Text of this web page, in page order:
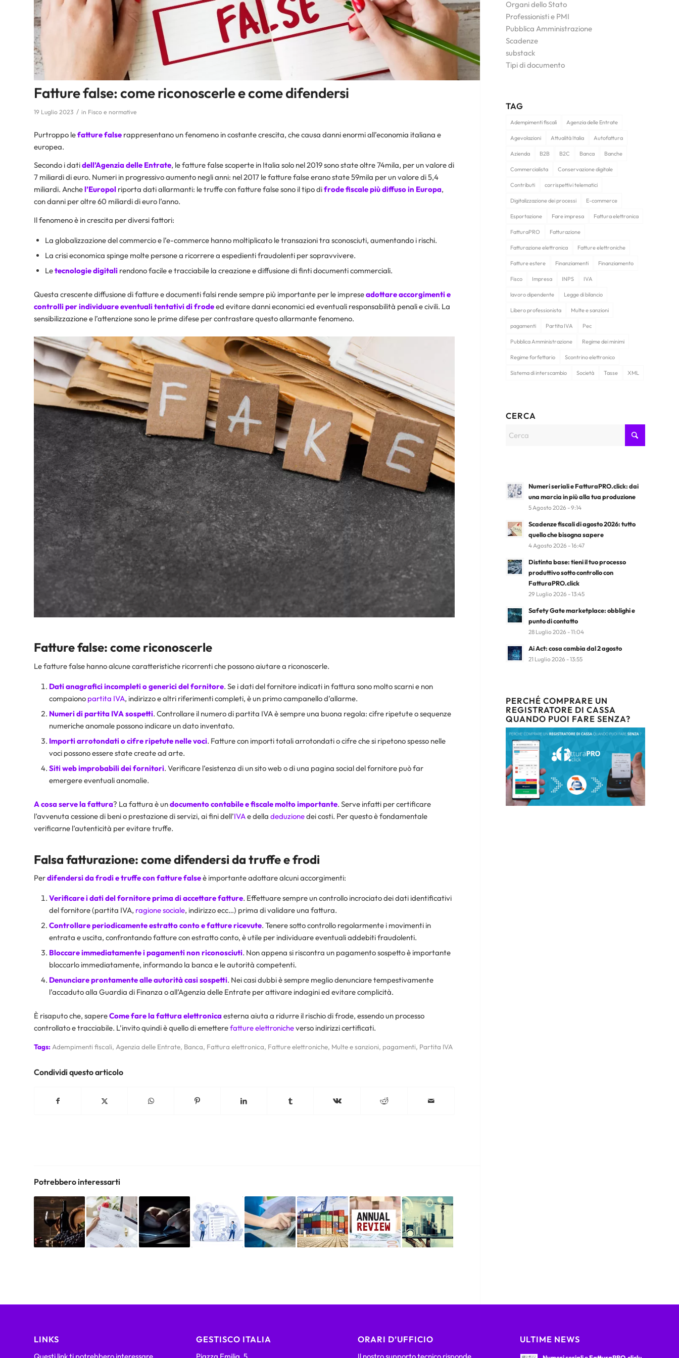
Fatture false: come riconoscerle e come difendersi
19 Luglio 2023 / in Fisco e normative
Purtroppo lefatturefalse rappresentano un fenomeno in costante crescita, che causa danni enormi all’economia italiana e
europea.
Secondo i datidell’Agenzia delle Entrate, le fatture false scoperte in Italia solo nel 2019 sono state oltre 74mila, per un valore di
7 miliardi di euro. Numeri in progressivo aumento negli anni: nel 2017 le fatture false erano state 59mila per un valore di 5,4
miliardi. Anchel’Europol riporta dati allarmanti: le truffe con fatture false sono il tipo difrode fiscale più diffuso in Europa,
con danni per oltre 60 miliardi di euro l’anno.
Il fenomeno è in crescita per diversi fattori:
La globalizzazione del commercio e l’e-commerce hanno moltiplicato le transazioni tra sconosciuti, aumentando i rischi.
La crisi economica spinge molte persone a ricorrere a espedienti fraudolenti per sopravvivere.
Letecnologie digitali rendono facile e tracciabile la creazione e diffusione di finti documenti commerciali.
Questa crescente diffusione di fatture e documenti falsi rende sempre più importante per le impreseadottare accorgimenti e
controlli per individuare eventuali tentativi di frodeed evitare danni economici ed eventuali responsabilità penali e civili. La
sensibilizzazione e l’attenzione sono le prime difese per contrastare questo allarmante fenomeno.
Fatture false: come riconoscerle
Le fatture false hanno alcune caratteristiche ricorrenti che possono aiutare a riconoscerle.
Dati anagrafici incompleti o generici del fornitore. Se i dati del fornitore indicati in fattura sono molto scarni e non
compaiono partita IVA, indirizzo e altri riferimenti completi, è un primo campanello d’allarme.
Numeri di partita IVA sospetti. Controllare il numero di partita IVA è sempre una buona regola: cifre ripetute o sequenze
numeriche anomale possono indicare un dato inventato.
Importi arrotondati o cifre ripetute nelle voci. Fatture con importi totali arrotondati o cifre che si ripetono spesso nelle
voci possono essere state create ad arte.
Siti web improbabili dei fornitori. Verificare l’esistenza di un sito web o di una pagina social del fornitore può far
emergere eventuali anomalie.
A cosa serve la fattura? La fattura è undocumento contabile e fiscale molto importante. Serve infatti per certificare
l’avvenuta cessione di beni o prestazione di servizi, ai fini dell’IVAe della deduzionedei costi. Per questo è fondamentale
verificarne l’autenticità per evitare truffe.
Falsa fatturazione: come difendersi da truffe e frodi
Perdifendersi da frodi e truffe con fatture falseè importante adottare alcuni accorgimenti:
Verificare i dati del fornitore prima di accettare fatture. Effettuare sempre un controllo incrociato dei dati identificativi
del fornitore (partita IVA, ragione sociale, indirizzo ecc…) prima di validare una fattura.
Controllare periodicamente estratto conto e fatture ricevute. Tenere sotto controllo regolarmente i movimenti in
entrata e uscita, confrontando fatture con estratto conto, è utile per individuare eventuali addebiti fraudolenti.
Bloccare immediatamente i pagamenti non riconosciuti. Non appena si riscontra un pagamento sospetto è importante
bloccarlo immediatamente, informando la banca e le autorità competenti.
Denunciare prontamente alle autorità casi sospetti. Nei casi dubbi è sempre meglio denunciare tempestivamente
l’accaduto alla Guardia di Finanza o all’Agenzia delle Entrate per attivare indagini ed evitare complicità.
È risaputo che, sapereCome fare la fattura elettronicaesterna aiuta a ridurre il rischio di frode, essendo un processo
controllato e tracciabile. L’invito quindi è quello di emetterefatture elettronicheverso indirizzi certificati.
Tags:Adempimenti fiscali, Agenzia delle Entrate, Banca, Fattura elettronica, Fatture elettroniche, Multe e sanzioni, pagamenti, Partita IVA
Condividi questo articolo
Potrebbero interessarti
Organi dello Stato
Professionisti e PMI
Pubblica Amministrazione
Scadenze
substack
Tipi di documento
TAG
Adempimenti fiscali Agenzia delle Entrate
Agevolazioni Attualità Italia Autofattura
Azienda B2B B2C Banca Banche
Commercialista Conservazione digitale
Contributi corrispettivi telematici
Digitalizzazione dei processi E-commerce
Esportazione Fare impresa Fattura elettronica
FatturaPRO Fatturazione
Fatturazione elettronica Fatture elettroniche
Fatture estere Finanziamenti Finanziamento
Fisco Impresa INPS IVA
lavoro dipendente Legge di bilancio
Libero professionista Multe e sanzioni
pagamenti Partita IVA Pec
Pubblica Amministrazione Regime dei minimi
Regime forfettario Scontrino elettronico
Sistema di interscambio Società Tasse XML
CERCA
Numeri seriali e FatturaPRO.click: dai
una marcia in più alla tua produzione
5 Agosto 2026 - 9:14
Scadenze fiscali di agosto 2026: tutto
quello che bisogna sapere
4 Agosto 2026 - 16:47
Distinta base: tieni il tuo processo
produttivo sotto controllo con
FatturaPRO.click
29 Luglio 2026 - 13:45
Safety Gate marketplace: obblighi e
punto di contatto
28 Luglio 2026 - 11:04
Ai Act: cosa cambia dal 2 agosto
21 Luglio 2026 - 13:55
PERCHÉ COMPRARE UN
REGISTRATORE DI CASSA
QUANDO PUOI FARE SENZA?
LINKS GESTISCO ITALIA ORARI D’UFFICIO ULTIME NEWS